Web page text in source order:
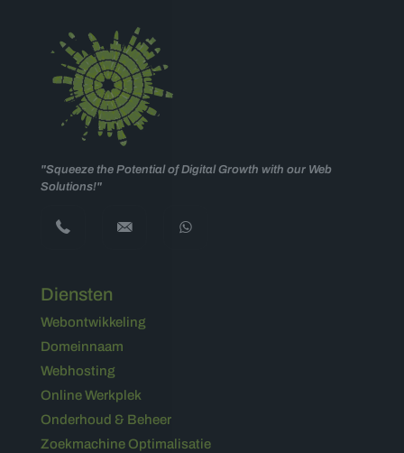
"Squeeze the Potential of Digital Growth with our Web
Solutions!"
Diensten
Webontwikkeling
Domeinnaam
Webhosting
Online Werkplek
Onderhoud & Beheer
Zoekmachine Optimalisatie